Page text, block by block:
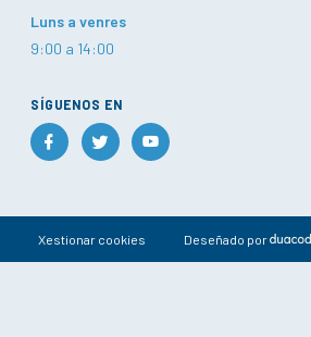
Luns a venres
9:00 a 14:00
SÍGUENOS EN
Xestionar cookies Deseñado por